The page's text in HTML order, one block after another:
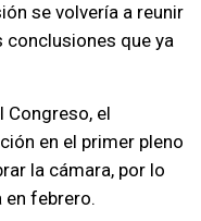
se volvería a reunir
conclusiones que ya
Congreso, el
en el primer pleno
la cámara, por lo
en febrero.